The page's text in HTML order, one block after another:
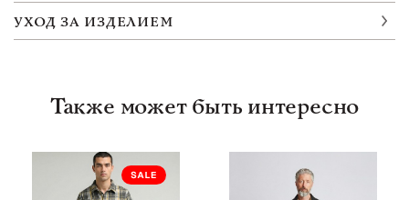
УХОД ЗА ИЗДЕЛИЕМ
Также может быть интересно